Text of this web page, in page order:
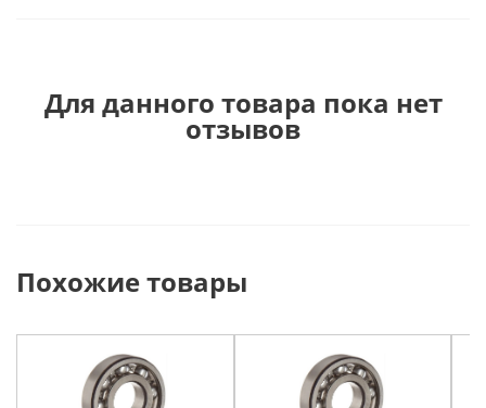
Для данного товара пока нет
отзывов
Похожие товары